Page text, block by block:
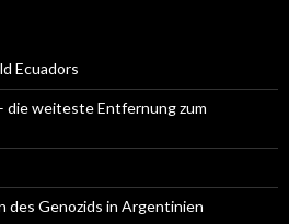
Ecuadors
die weiteste Entfernung zum
des Genozids in Argentinien